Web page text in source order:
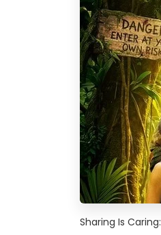
Sharing Is Caring: